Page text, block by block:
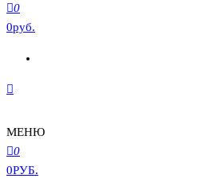
0
0руб.
МЕНЮ
0
0РУБ.